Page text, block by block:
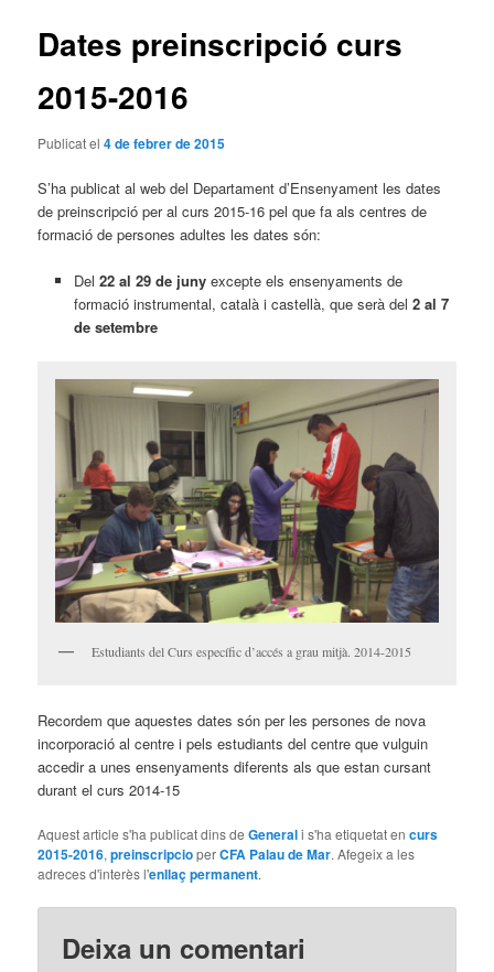
Dates preinscripció curs
2015-2016
Publicat el4 de febrer de 2015
S’ha publicat al web del Departament d’Ensenyament les dates
de preinscripció per al curs 2015-16 pel que fa als centres de
formació de persones adultes les dates són:
Del 22 al 29 de juny excepte els ensenyaments de
formació instrumental, català i castellà, que serà del 2 al 7
de setembre
Estudiants del Curs específic d’accés a grau mitjà. 2014-2015
Recordem que aquestes dates són per les persones de nova
incorporació al centre i pels estudiants del centre que vulguin
accedir a unes ensenyaments diferents als que estan cursant
durant el curs 2014-15
Aquest article s'ha publicat dins deGenerali s'ha etiquetat encurs
2015-2016,preinscripcioperCFA Palau de Mar. Afegeix a les
adreces d'interès l'enllaç permanent.
Deixa un comentari